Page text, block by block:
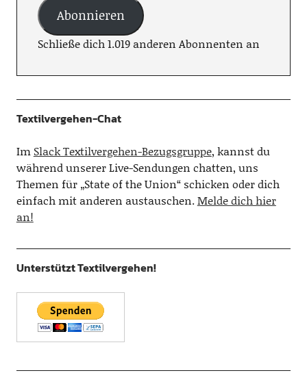
Abonnieren
Schließe dich 1.019 anderen Abonnenten an
Textilvergehen-Chat
Im Slack Textilvergehen-Bezugsgruppe, kannst du
während unserer Live-Sendungen chatten, uns
Themen für „State of the Union“ schicken oder dich
einfach mit anderen austauschen.Melde dich hier
an!
Unterstützt Textilvergehen!